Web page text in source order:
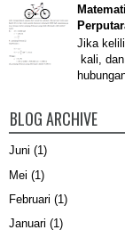
Jika
kali,
BLOG ARCHIVE
Juni (1)
Mei (1)
Februari (1)
Januari (1)